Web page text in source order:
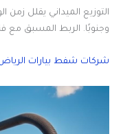
التوزيع الميداني يقلل
وجنوبًا. الربط المسبق مع
شركات شفط بيارات